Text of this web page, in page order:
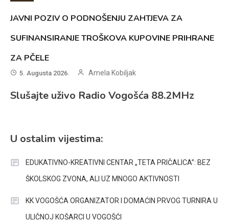
JAVNI POZIV O PODNOŠENJU ZAHTJEVA ZA
SUFINANSIRANJE TROŠKOVA KUPOVINE PRIHRANE
ZA PČELE
5. Augusta 2026. Amela Kobiljak
Slušajte uživo Radio Vogošća 88.2MHz
U ostalim vijestima:
EDUKATIVNO-KREATIVNI CENTAR „TETA PRIČALICA”: BEZ
ŠKOLSKOG ZVONA, ALI UZ MNOGO AKTIVNOSTI
KK VOGOŠĆA ORGANIZATOR I DOMAĆIN PRVOG TURNIRA U
ULIČNOJ KOŠARCI U VOGOŠĆI